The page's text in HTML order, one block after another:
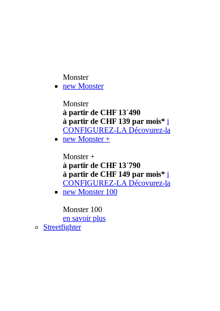
Monster
new Monster
Monster
à partir de CHF 13´490
à partir de CHF 139 par mois* i
CONFIGUREZ-LA Décovurez-la
new Monster +
Monster +
à partir de CHF 13´790
à partir de CHF 149 par mois* i
CONFIGUREZ-LA Décovurez-la
new Monster 100
Monster 100
en savoir plus
Streetfighter